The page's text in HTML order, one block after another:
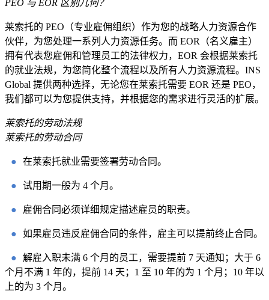
PEO 与 EOR 区别几何？
莱索托的 PEO（专业雇佣组织）作为您的战略人力资源合作
伙伴，为您处理一系列人力资源任务。而 EOR（名义雇主）
拥有代表您雇佣和管理员工的法律权力，EOR 会根据莱索托
的就业法规，为您简化整个流程以及所有人力资源流程。INS
Global 提供两种选择，无论您在莱索托需要 EOR 还是 PEO，
我们都可以为您提供支持，并根据您的需求进行灵活的扩展。
莱索托的劳动法规
莱索托的劳动合同
● 在莱索托就业需要签署劳动合同。
● 试用期一般为 4 个月。
● 雇佣合同必须详细规定描述雇员的职责。
● 如果雇员违反雇佣合同的条件，雇主可以提前终止合同。
●
解雇入职未满 6 个月的员工，需要提前 7 天通知；大于 6
个月不满 1 年的，提前 14 天；1 至 10 年的为 1 个月；10 年以
上的为 3 个月。